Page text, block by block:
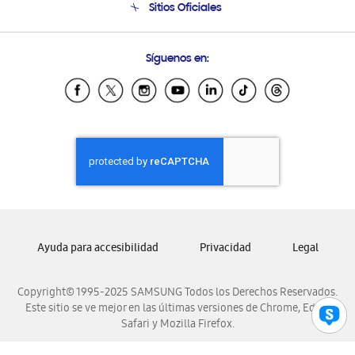
Condiciones de Compra
Soporte vía eMail
Sitios Oficiales
Samsung Ecuador
Samsung El Salvador
Samsung Honduras
Samsung Nicaragua
Samsung Panamá
Samsung Venezuela
Síguenos en:
Copyright© 1995-2025 SAMSUNG Todos los Derechos Reservados.
Este sitio se ve mejor en las últimas versiones de Chrome, Edge,
Safari y Mozilla Firefox.
Ayuda para accesibilidad Privacidad Legal